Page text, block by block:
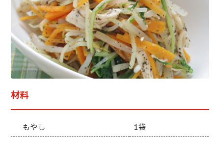
材料
もやし 1袋